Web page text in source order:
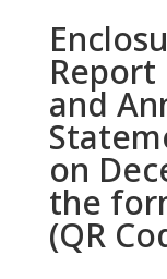
Report
and
on
the
(QR